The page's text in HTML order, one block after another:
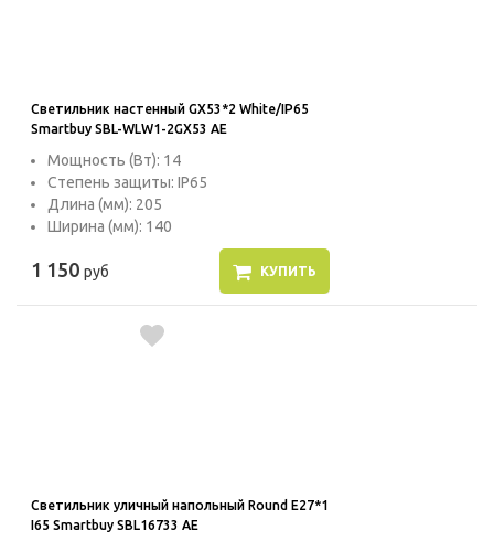
Светильник настенный GX53*2 White/IP65
Smartbuy SBL-WLW1-2GX53 AE
Мощность (Вт): 14
Степень защиты: IP65
Длина (мм): 205
Ширина (мм): 140
1 150 руб КУПИТЬ
Светильник уличный напольный Round E27*1
I65 Smartbuy SBL16733 AE